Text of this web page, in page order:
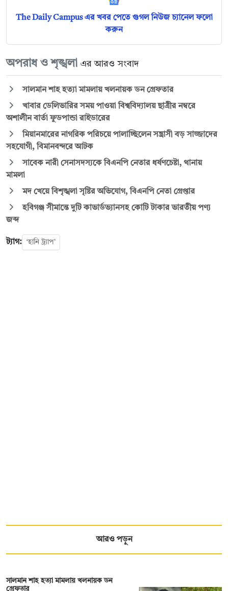
The Daily Campus এর খবর পেতে গুগল নিউজ চ্যানেল ফলো
করুন
অপরাধ ও শৃঙ্খলা এর আরও সংবাদ
সালমান শাহ হত্যা মামলায় খলনায়ক ডন গ্রেফতার
খাবার ডেলিভারির সময় পাওয়া বিশ্ববিদ্যালয় ছাত্রীর নম্বরে
অশালীন বার্তা ফুডপান্ডা রাইডারের
মিয়ানমারের নাগরিক পরিচয়ে পালাচ্ছিলেন সন্ত্রাসী বড় সাজ্জাদের
সহযোগী, বিমানবন্দরে আটক
সাবেক নারী সেনাসদস্যকে বিএনপি নেতার ধর্ষণচেষ্টা, থানায়
মামলা
মদ খেয়ে বিশৃঙ্খলা সৃষ্টির অভিযোগ, বিএনপি নেতা গ্রেপ্তার
হবিগঞ্জ সীমান্তে দুটি কাভার্ডভ্যানসহ কোটি টাকার ভারতীয় পণ্য
জব্দ
ট্যাগ: ‘হানি ট্র্যাপ’
আরও পড়ুন
সালমান শাহ হত্যা মামলায় খলনায়ক ডন
গ্রেফতার